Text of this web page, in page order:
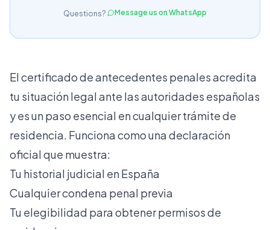
Questions? Message us on WhatsApp
El certificado de antecedentes penales acredita
tu situación legal ante las autoridades españolas
y es un paso esencial en cualquier trámite de
residencia. Funciona como una declaración
oficial que muestra:
Tu historial judicial en España
Cualquier condena penal previa
Tu elegibilidad para obtener permisos de